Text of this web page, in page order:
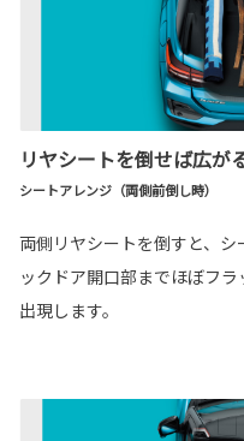
リヤシートを倒せば広が
シートアレンジ（両側前倒し時）
両側リヤシートを倒すと、
ックドア開口部までほぼフ
出現します。